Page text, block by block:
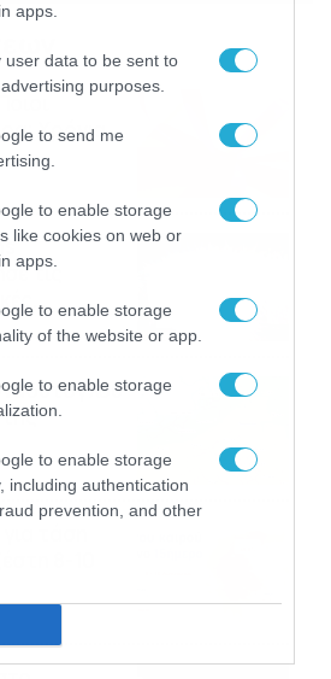
apps.
user data to be sent to
purposes.
to send me
to enable storage
like cookies on web or
apps.
to enable storage
of the website or app.
to enable storage
to enable storage
including authentication
prevention, and other
Χρόνια
τις
της
τάση